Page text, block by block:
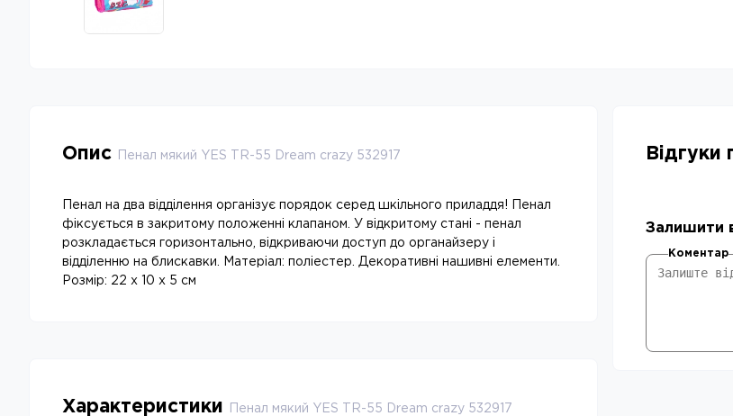
Опис Пенал мякий YES TR-55 Dream crazy 532917
Пенал на два відділення організує порядок серед шкільного приладдя! Пенал
фіксується в закритому положенні клапаном. У відкритому стані - пенал
розкладається горизонтально, відкриваючи доступ до органайзеру і
відділенню на блискавки. Матеріал: поліестер. Декоративні нашивні елементи.
Розмір: 22 x 10 x 5 см
Характеристики Пенал мякий YES TR-55 Dream crazy 532917
Відгуки
Залишити
Коментар